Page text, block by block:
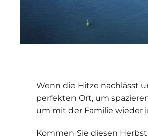
Wenn die Hitze nachlässt
perfekten Ort, um
um mit der Familie wieder
Kommen Sie diesen